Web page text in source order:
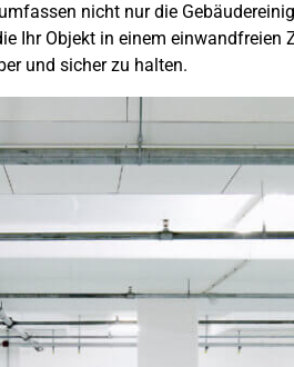
nicht nur die
Ihr Objekt in einem
und sicher zu halten.